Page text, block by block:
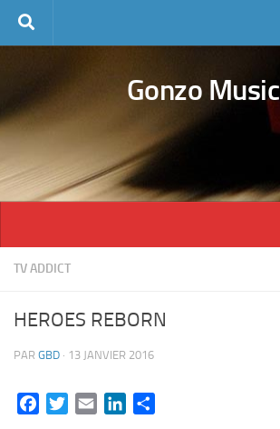
Skip to content
Gonzo Music
TV ADDICT
HEROES REBORN
PAR GBD · 13 JANVIER 2016
FacebookTwitterEmail LinkedIn